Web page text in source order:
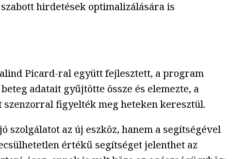
hirdetések optimalizálására is
Picard-ral együtt fejlesztett, a program
adatait gyűjtötte össze és elemezte, a
figyelték meg heteken keresztül.
szolgálatot az új eszköz, hanem a segítségével
értékű segítséget jelenthet az